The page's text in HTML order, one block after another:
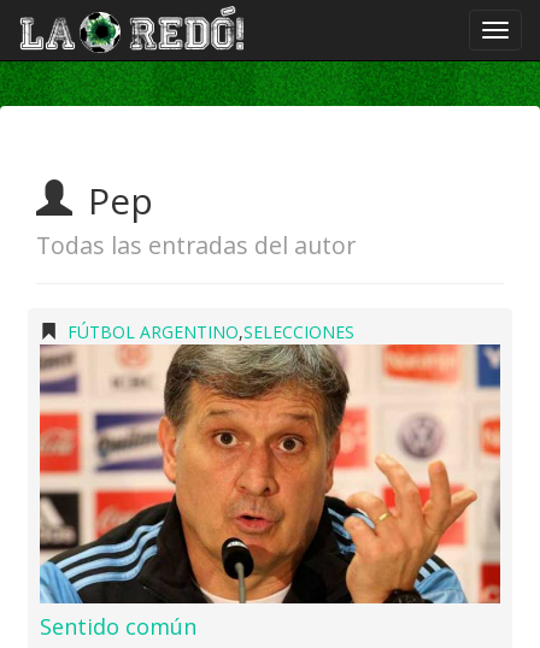
Pep
Todas las entradas del autor
FÚTBOL ARGENTINO,SELECCIONES
Sentido común